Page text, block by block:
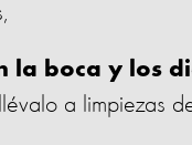
la boca y los
a limpiezas